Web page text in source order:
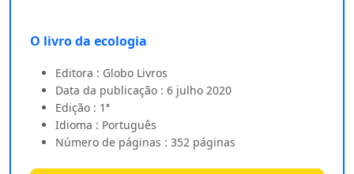
O livro da ecologia
Editora : Globo Livros
Data da publicação : 6 julho 2020
Edição : 1ª
Idioma : Português
Número de páginas : 352 páginas